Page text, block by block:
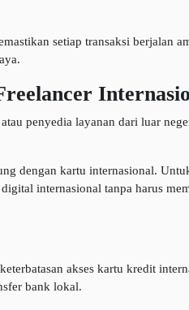
setiap transaksi berjalan
penyedia layanan dari luar
dengan kartu internasional.
internasional tanpa harus
akses kartu kredit
bank lokal.